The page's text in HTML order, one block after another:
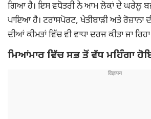
ਗਿਆ ਹੈ। ਇਸ ਵਧੋਤਰੀ ਨੇ ਆਮ ਲੋਕਾਂ ਦੇ ਘਰੇਲੂ
ਪਾਇਆ ਹੈ। ਟਰਾਂਸਪੋਰਟ, ਖੇਤੀਬਾੜੀ ਅਤੇ ਰੋਜ਼ਾਨਾ
ਦੀਆਂ ਕੀਮਤਾਂ ਵਿੱਚ ਵੀ ਵਾਧਾ ਦਰਜ ਕੀਤਾ ਜਾ
ਮਿਆਂਮਾਰ ਵਿੱਚ ਸਭ ਤੋਂ ਵੱਧ ਮਹਿੰਗਾ